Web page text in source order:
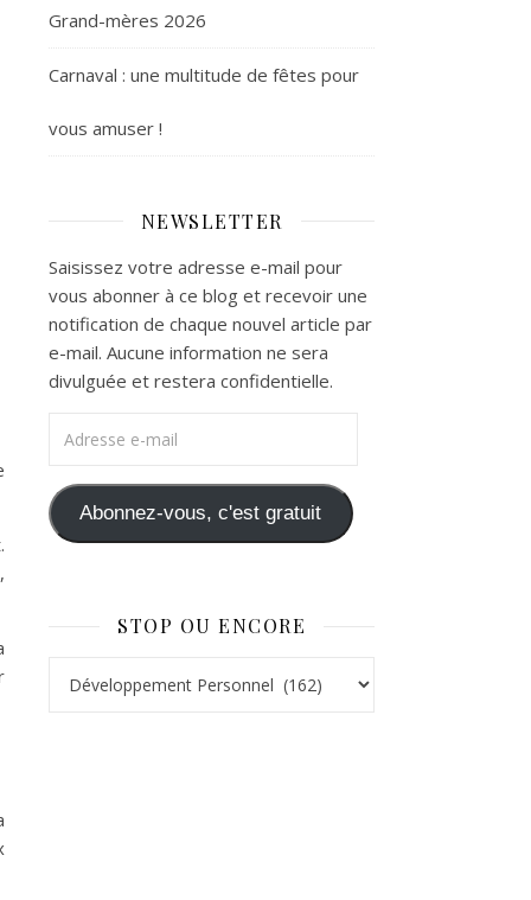
Grand-mères 2026
Carnaval : une multitude de fêtes pour
vous amuser !
NEWSLETTER
Saisissez votre adresse e-mail pour
vous abonner à ce blog et recevoir une
notification de chaque nouvel article par
e-mail. Aucune information ne sera
divulguée et restera confidentielle.
Abonnez-vous, c'est gratuit
STOP OU ENCORE